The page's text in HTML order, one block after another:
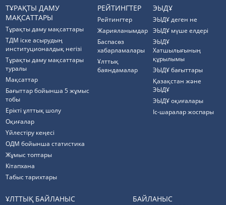
ТҰРАҚТЫ ДАМУ
МАҚСАТТАРЫ
Тұрақты даму мақсаттары
ТДМ іске асырудың
институционалдық негізі
Тұрақты даму мақсаттары
туралы
Мақсаттар
Бағыттар бойынша 5 жұмыс
тобы
Ерікті ұлттық шолу
Оқиғалар
Үйлестіру кеңесі
ОДМ бойынша статистика
Жұмыс топтары
Кітапхана
Табыс тарихтары
РЕЙТИНГТЕР
Рейтингтер
Жарияланымдар
Баспасөз
хабарламалары
Ұлттық
баяндамалар
ЭЫДҰ
ЭЫДҰ деген не
ЭЫДҰ мүше елдері
ЭЫДҰ
Хатшылығының
құрылымы
ЭЫДҰ бағыттары
Қазақстан және
ЭЫДҰ
ЭЫДҰ оқиғалары
Іс-шаралар жоспары
ҰЛТТЫҚ БАЙЛАНЫС
БАЙЛАНЫС